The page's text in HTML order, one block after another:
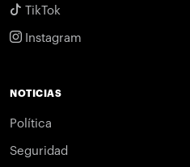
TikTok
Instagram
NOTICIAS
Política
Seguridad